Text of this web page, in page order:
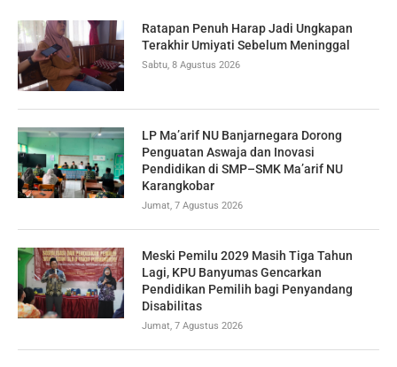
Ratapan Penuh Harap Jadi Ungkapan
Terakhir Umiyati Sebelum Meninggal
Sabtu, 8 Agustus 2026
LP Ma’arif NU Banjarnegara Dorong
Penguatan Aswaja dan Inovasi
Pendidikan di SMP–SMK Ma’arif NU
Karangkobar
Jumat, 7 Agustus 2026
Meski Pemilu 2029 Masih Tiga Tahun
Lagi, KPU Banyumas Gencarkan
Pendidikan Pemilih bagi Penyandang
Disabilitas
Jumat, 7 Agustus 2026